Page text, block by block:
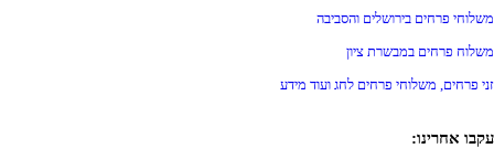
משלוחי פרחים בירושלים והסביבה
משלוח פרחים במבשרת ציון
זני פרחים, משלוחי פרחים לחג ועוד מידע
עקבו אחרינו: